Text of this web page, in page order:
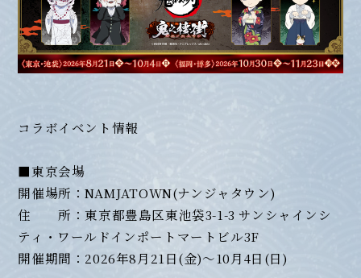
コラボイベント情報
■東京会場
開催場所：NAMJATOWN(ナンジャタウン)
住 所：東京都豊島区東池袋3-1-3 サンシャインシ
ティ・ワールドインポートマートビル3F
開催期間：2026年8月21日(金)～10月4日(日)